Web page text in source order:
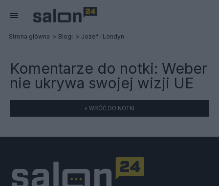
Strona główna Blogi Jozef- Londyn
Komentarze do notki: Weber
nie ukrywa swojej wizji UE
« WRÓĆ DO NOTKI